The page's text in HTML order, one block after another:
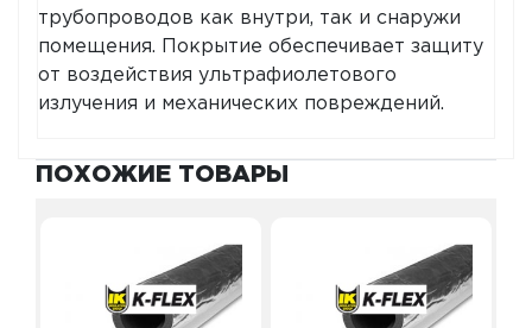
трубопроводов как внутри, так и снаружи
помещения. Покрытие обеспечивает защиту
от воздействия ультрафиолетового
излучения и механических повреждений.
ПОХОЖИЕ ТОВАРЫ